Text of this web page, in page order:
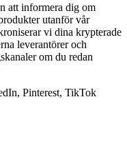
att informera dig om
utanför vår
vi dina krypterade
leverantörer och
om du redan
Pinterest, TikTok